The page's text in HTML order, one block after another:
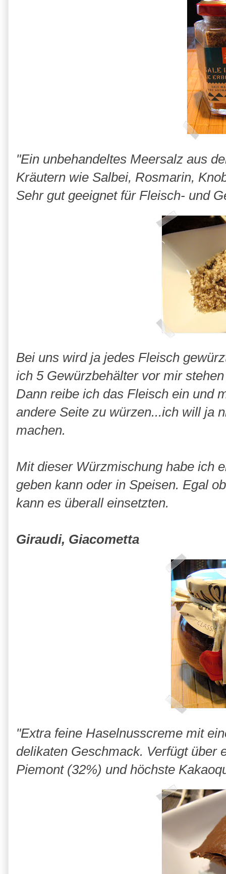
"Ein unbehandeltes Meersalz aus
Kräutern wie Salbei, Rosmarin,
Sehr gut geeignet für Fleisch- und
Bei uns wird ja jedes Fleisch
ich 5 Gewürzbehälter vor mir
Dann reibe ich das Fleisch ein und
andere Seite zu würzen...ich will ja
machen.
Mit dieser Würzmischung habe ich
geben kann oder in Speisen. Egal
kann es überall einsetzten.
Giraudi, Giacometta
"Extra feine Haselnusscreme mit
delikaten Geschmack. Verfügt über
Piemont (32%) und höchste